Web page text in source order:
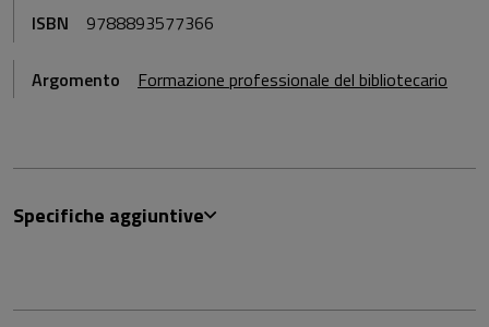
ISBN
9788893577366
Argomento Formazione professionale del bibliotecario
Specifiche aggiuntive